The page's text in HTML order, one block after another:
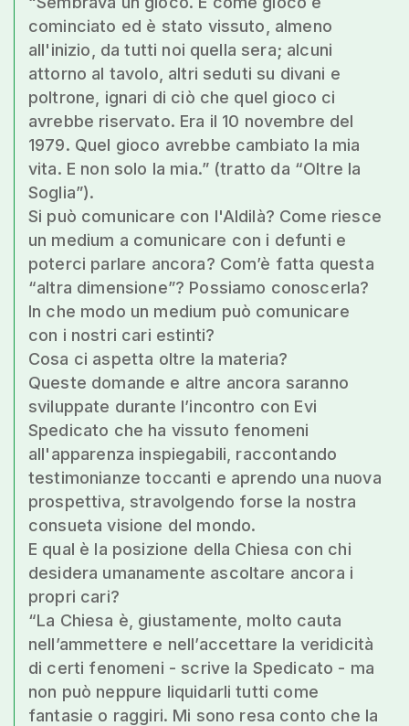
cominciato ed è stato vissuto, almeno
all'inizio, da tutti noi quella sera; alcuni
attorno al tavolo, altri seduti su divani e
poltrone, ignari di ciò che quel gioco ci
avrebbe riservato. Era il 10 novembre del
1979. Quel gioco avrebbe cambiato la mia
vita. E non solo la mia.” (tratto da “Oltre la
Soglia”).
Si può comunicare con l'Aldilà? Come riesce
un medium a comunicare con i defunti e
poterci parlare ancora? Com’è fatta questa
“altra dimensione”? Possiamo conoscerla?
In che modo un medium può comunicare
con i nostri cari estinti?
Cosa ci aspetta oltre la materia?
Queste domande e altre ancora saranno
sviluppate durante l’incontro con Evi
Spedicato che ha vissuto fenomeni
all'apparenza inspiegabili, raccontando
testimonianze toccanti e aprendo una nuova
prospettiva, stravolgendo forse la nostra
consueta visione del mondo.
E qual è la posizione della Chiesa con chi
desidera umanamente ascoltare ancora i
propri cari?
“La Chiesa è, giustamente, molto cauta
nell’ammettere e nell’accettare la veridicità
di certi fenomeni - scrive la Spedicato - ma
non può neppure liquidarli tutti come
fantasie o raggiri. Mi sono resa conto che la